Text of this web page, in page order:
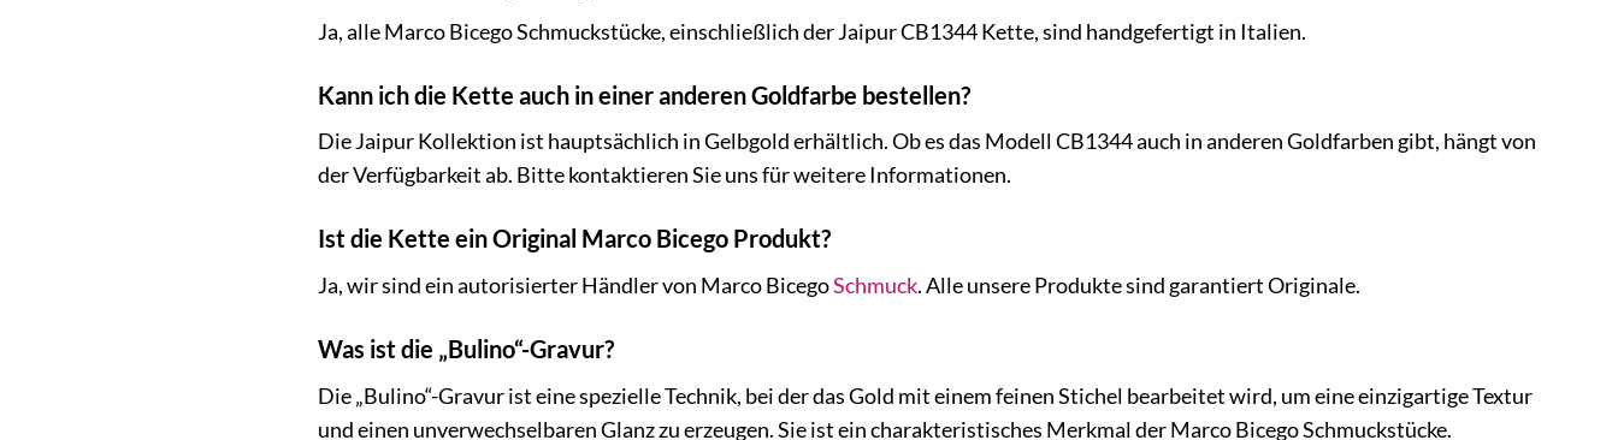
Ja, alle Marco Bicego Schmuckstücke, einschließlich der Jaipur CB1344 Kette, sind handgefertigt in Italien.
Kann ich die Kette auch in einer anderen Goldfarbe bestellen?
Die Jaipur Kollektion ist hauptsächlich in Gelbgold erhältlich. Ob es das Modell CB1344 auch in anderen Goldfarben gibt, hängt von
der Verfügbarkeit ab. Bitte kontaktieren Sie uns für weitere Informationen.
Ist die Kette ein Original Marco Bicego Produkt?
Ja, wir sind ein autorisierter Händler von Marco BicegoSchmuck. Alle unsere Produkte sind garantiert Originale.
Was ist die „Bulino“-Gravur?
Die „Bulino“-Gravur ist eine spezielle Technik, bei der das Gold mit einem feinen Stichel bearbeitet wird, um eine einzigartige Textur
und einen unverwechselbaren Glanz zu erzeugen. Sie ist ein charakteristisches Merkmal der Marco Bicego Schmuckstücke.